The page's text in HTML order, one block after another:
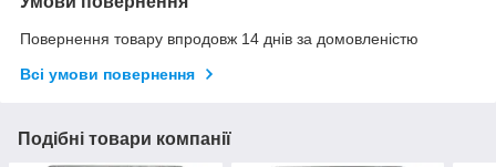
Повернення товару впродовж 14 днів за домовленістю
Всі умови повернення
Подібні товари компанії